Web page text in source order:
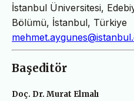
İstanbul Üniversitesi,
Bölümü, İstanbul, Türkiye
Başeditör
Doç. Dr. Murat Elmalı